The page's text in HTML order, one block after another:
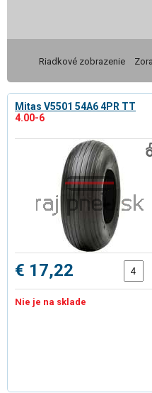
Riadkové zobrazenie
Mitas V5501 54A6 4PR TT
4.00-6
€ 17,22
Nie je na sklade